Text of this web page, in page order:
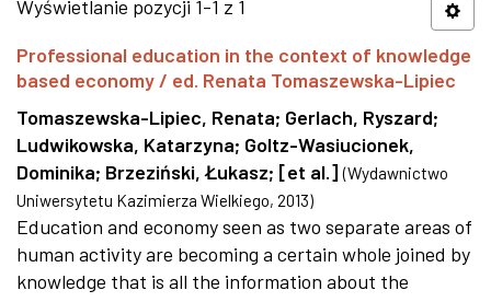
Wyświetlanie pozycji 1-1 z 1
Professional education in the context of knowledge
based economy / ed. Renata Tomaszewska-Lipiec
Tomaszewska-Lipiec, Renata; Gerlach, Ryszard;
Ludwikowska, Katarzyna; Goltz-Wasiucionek,
Dominika; Brzeziński, Łukasz; [et al.] (Wydawnictwo
Uniwersytetu Kazimierza Wielkiego, 2013)
Education and economy seen as two separate areas of
human activity are becoming a certain whole joined by
knowledge that is all the information about the